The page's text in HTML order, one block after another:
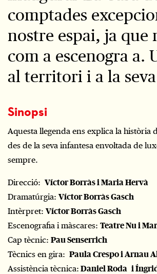
comptades
nostre espai, ja que
com a escenogra a.
al territori i a la
Sinopsi
Aquesta llegenda ens explica la història
des de la seva infantesa envoltada de
sempre.
Direcció: Víctor Borràs i Maria Hervà
Dramatúrgia: Víctor Borràs Gasch
Intèrpret: Víctor Borràs Gasch
Escenografia i màscares: Teatre Nu i
Cap tècnic: Pau Senserrich
Tècnics en gira: Paula Crespo i Arnau
Assistència tècnica: Daniel Roda i